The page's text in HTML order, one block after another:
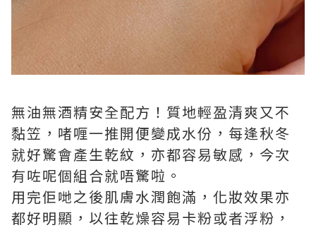
無油無酒精安全配方！質地輕盈清爽又不
黏笠，啫喱一推開便變成水份，每逢秋冬
就好驚會產生乾紋，亦都容易敏感，今次
有咗呢個組合就唔驚啦。
用完佢哋之後肌膚水潤飽滿，化妝效果亦
都好明顯，以往乾燥容易卡粉或者浮粉，